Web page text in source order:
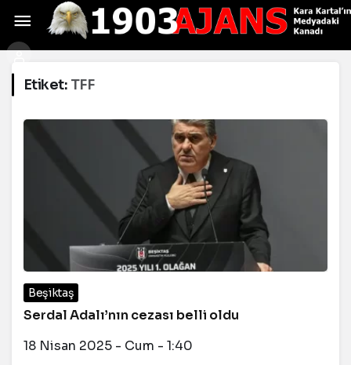
Etiket: TFF
Beşiktaş
Serdal Adalı’nın cezası belli oldu
18 Nisan 2025 - Cum - 1:40